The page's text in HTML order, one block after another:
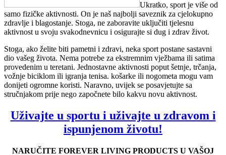
Ukratko, sport je više od
samo fizičke aktivnosti. On je naš najbolji saveznik za cjelokupno
zdravlje i blagostanje. Stoga, ne zaboravite uključiti tjelesnu
aktivnost u svoju svakodnevnicu i osigurajte si dug i zdrav život.
Stoga, ako želite biti pametni i zdravi, neka sport postane sastavni
dio vašeg života. Nema potrebe za ekstremnim vježbama ili satima
provedenim u teretani. Jednostavne aktivnosti poput šetnje, trčanja,
vožnje biciklom ili igranja tenisa. košarke ili nogometa mogu vam
donijeti ogromne koristi. Naravno, uvijek se posavjetujte sa
stručnjakom prije nego započnete bilo kakvu novu aktivnost.
Uživajte u sportu i uživajte u zdravom i
ispunjenom životu!
NARUČITE FOREVER LIVING PRODUCTS U VAŠOJ